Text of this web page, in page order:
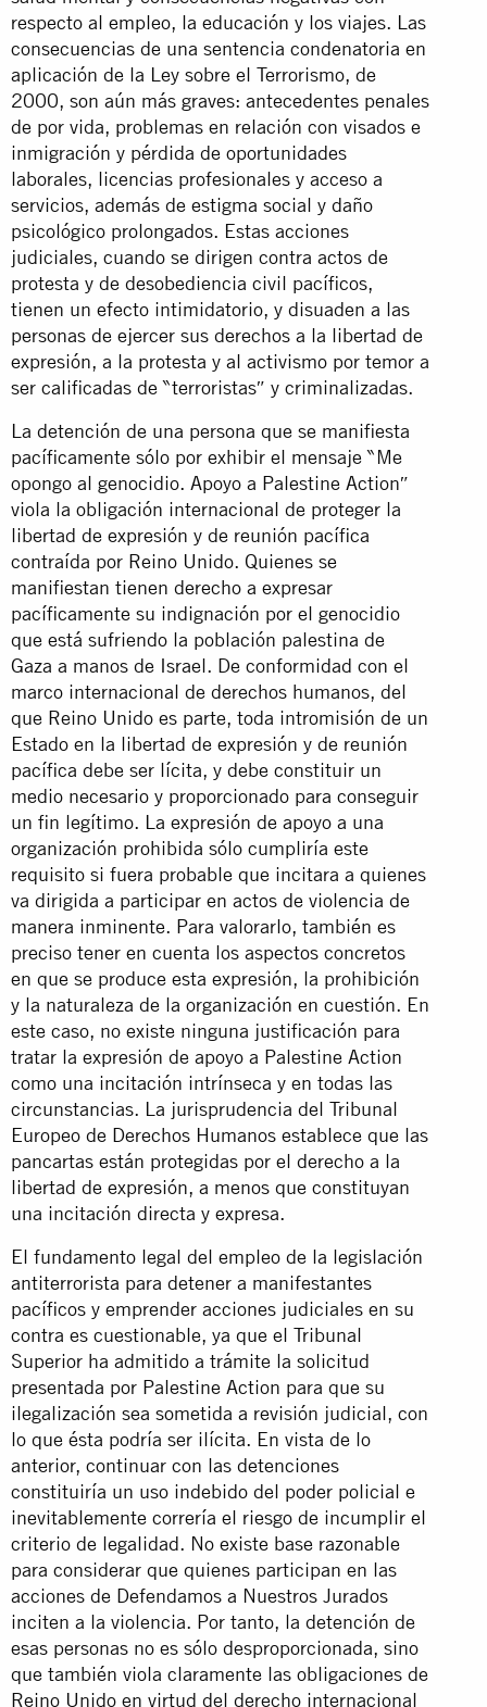
respecto al empleo, la educación y los viajes. Las
consecuencias de una sentencia condenatoria en
aplicación de la Ley sobre el Terrorismo, de
2000, son aún más graves: antecedentes penales
de por vida, problemas en relación con visados e
inmigración y pérdida de oportunidades
laborales, licencias profesionales y acceso a
servicios, además de estigma social y daño
psicológico prolongados. Estas acciones
judiciales, cuando se dirigen contra actos de
protesta y de desobediencia civil pacíficos,
tienen un efecto intimidatorio, y disuaden a las
personas de ejercer sus derechos a la libertad de
expresión, a la protesta y al activismo por temor a
ser calificadas de ‶terroristas″ y criminalizadas.
La detención de una persona que se manifiesta
pacíficamente sólo por exhibir el mensaje ‶Me
opongo al genocidio. Apoyo a Palestine Action″
viola la obligación internacional de proteger la
libertad de expresión y de reunión pacífica
contraída por Reino Unido. Quienes se
manifiestan tienen derecho a expresar
pacíficamente su indignación por el genocidio
que está sufriendo la población palestina de
Gaza a manos de Israel. De conformidad con el
marco internacional de derechos humanos, del
que Reino Unido es parte, toda intromisión de un
Estado en la libertad de expresión y de reunión
pacífica debe ser lícita, y debe constituir un
medio necesario y proporcionado para conseguir
un fin legítimo. La expresión de apoyo a una
organización prohibida sólo cumpliría este
requisito si fuera probable que incitara a quienes
va dirigida a participar en actos de violencia de
manera inminente. Para valorarlo, también es
preciso tener en cuenta los aspectos concretos
en que se produce esta expresión, la prohibición
y la naturaleza de la organización en cuestión. En
este caso, no existe ninguna justificación para
tratar la expresión de apoyo a Palestine Action
como una incitación intrínseca y en todas las
circunstancias. La jurisprudencia del Tribunal
Europeo de Derechos Humanos establece que las
pancartas están protegidas por el derecho a la
libertad de expresión, a menos que constituyan
una incitación directa y expresa.
El fundamento legal del empleo de la legislación
antiterrorista para detener a manifestantes
pacíficos y emprender acciones judiciales en su
contra es cuestionable, ya que el Tribunal
Superior ha admitido a trámite la solicitud
presentada por Palestine Action para que su
ilegalización sea sometida a revisión judicial, con
lo que ésta podría ser ilícita. En vista de lo
anterior, continuar con las detenciones
constituiría un uso indebido del poder policial e
inevitablemente correría el riesgo de incumplir el
criterio de legalidad. No existe base razonable
para considerar que quienes participan en las
acciones de Defendamos a Nuestros Jurados
inciten a la violencia. Por tanto, la detención de
esas personas no es sólo desproporcionada, sino
que también viola claramente las obligaciones de
Reino Unido en virtud del derecho internacional